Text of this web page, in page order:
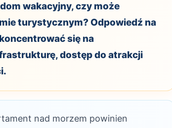
wakacyjny, czy może
turystycznym? Odpowiedź na
się na
dostęp do atrakcji
nad morzem powinien